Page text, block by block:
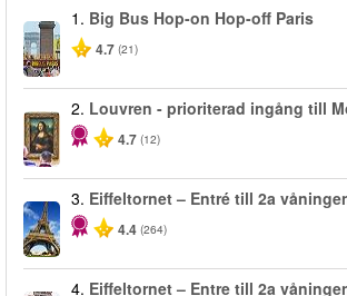
1. Big Bus Hop-on Hop-off Paris
4.7 (21)
2. Louvren - prioriterad ingång till
4.7 (12)
3. Eiffeltornet – Entré till 2a
4.4 (264)
4. Eiffeltornet – Entre till 2a